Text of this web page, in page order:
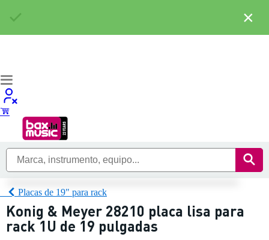
Placas de 19" para rack
Konig & Meyer 28210 placa lisa para
rack 1U de 19 pulgadas
×